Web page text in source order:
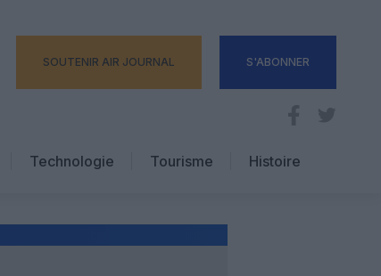
SOUTENIR AIR JOURNAL S'ABONNER
Technologie
Tourisme
Hôtellerie
Histoire